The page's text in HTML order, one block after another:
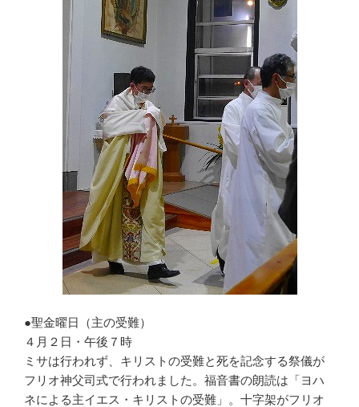
●聖金曜日（主の受難）
４月２日・午後７時
ミサは行われず、キリストの受難と死を記念する祭儀が
フリオ神父司式で行われました。福音書の朗読は「ヨハ
ネによる主イエス・キリストの受難」。十字架がフリオ